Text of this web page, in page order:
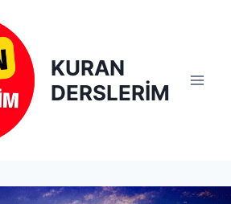
KURAN
DERSLERİM